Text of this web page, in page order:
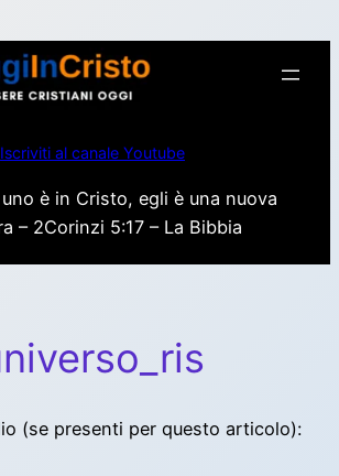
Iscriviti al canale Youtube
è in Cristo, egli è una nuova
– 2Corinzi 5:17 – La Bibbia
(se presenti per questo articolo):